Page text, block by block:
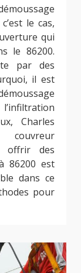
le cas,
qui
le 86200.
par des
il est
Charles
offrir des
86200 est
dans ce
pour